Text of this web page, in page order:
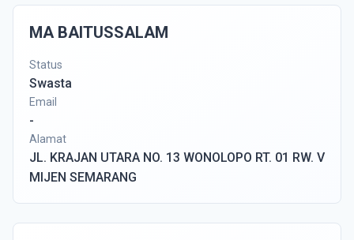
MA BAITUSSALAM
Status
Swasta
Email
-
Alamat
JL. KRAJAN UTARA NO. 13 WONOLOPO RT. 01 RW. V
MIJEN SEMARANG